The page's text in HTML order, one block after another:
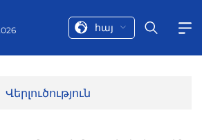
հայ
Վերլուծություն